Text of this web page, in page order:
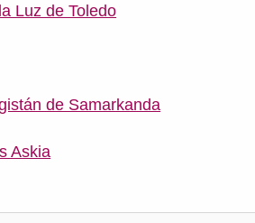
Luz de Toledo
de Samarkanda
Askia